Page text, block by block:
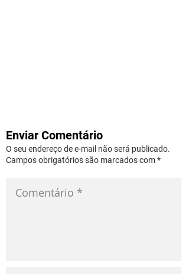
Enviar Comentário
O seu endereço de e-mail não será publicado.
Campos obrigatórios são marcados com *